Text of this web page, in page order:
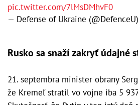
pic.twitter.com/7lMsDMhvF0
— Defense of Ukraine (@DefenceU)
Rusko sa snaží zakryť údajné
21. septembra minister obrany
že Kremeľ stratil vo vojne iba 5